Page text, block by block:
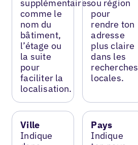
supplémentaires
comme le
nom du
bâtiment,
l’étage ou
la suite
pour
faciliter la
localisation.
ou région
pour
rendre ton
adresse
plus claire
dans les
recherches
locales.
Ville
Indique
Pays
Indique